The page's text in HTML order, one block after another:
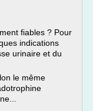
fiables ? Pour
indications
urinaire et du
le même